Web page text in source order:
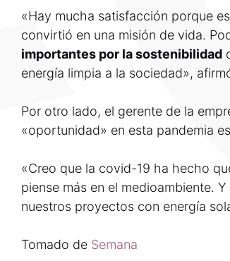
«Hay mucha satisfacción porque
convirtió en una misión de vida.
importantes por la sostenibilidad
energía limpia a la sociedad»,
Por otro lado, el gerente de la
«oportunidad» en esta pandemia
«Creo que la covid-19 ha hecho
piense más en el medioambiente.
nuestros proyectos con energía
Tomado de Semana